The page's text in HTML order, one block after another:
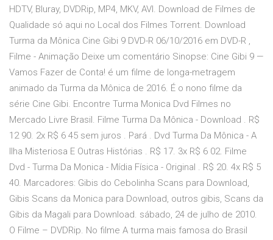
HDTV, Bluray, DVDRip, MP4, MKV, AVI. Download de Filmes de
Qualidade só aqui no Local dos Filmes Torrent. Download
Turma da Mônica Cine Gibi 9 DVD-R 06/10/2016 em DVD-R ,
Filme - Animação Deixe um comentário Sinopse: Cine Gibi 9 —
Vamos Fazer de Conta! é um filme de longa-metragem
animado da Turma da Mônica de 2016. É o nono filme da
série Cine Gibi. Encontre Turma Monica Dvd Filmes no
Mercado Livre Brasil. Filme Turma Da Mônica - Download . R$
12 90. 2x R$ 6 45 sem juros . Pará . Dvd Turma Da Mônica - A
Ilha Misteriosa E Outras Histórias . R$ 17. 3x R$ 6 02. Filme
Dvd - Turma Da Monica - Mídia Física - Original . R$ 20. 4x R$ 5
40. Marcadores: Gibis do Cebolinha Scans para Download,
Gibis Scans da Monica para Download, outros gibis, Scans da
Gibis da Magali para Download. sábado, 24 de julho de 2010.
O Filme – DVDRip. No filme A turma mais famosa do Brasil